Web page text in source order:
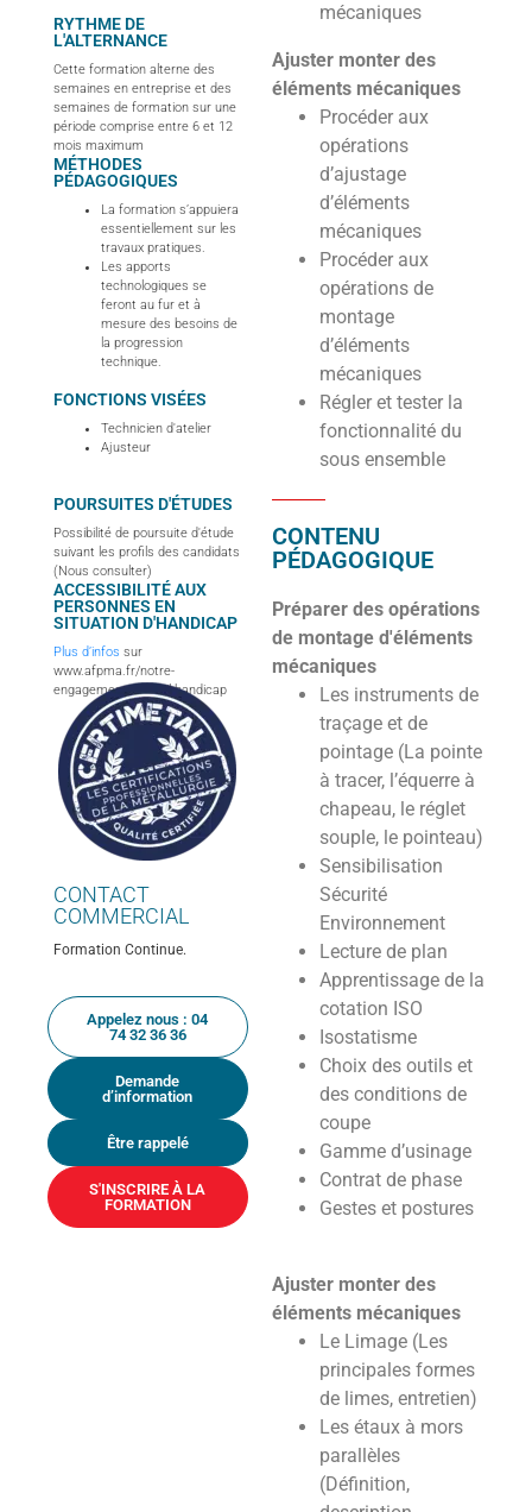
RYTHME DE
L'ALTERNANCE
Cette formation alterne des
semaines en entreprise et des
semaines de formation sur une
période comprise entre 6 et 12
mois maximum
MÉTHODES
PÉDAGOGIQUES
La formation s’appuiera
essentiellement sur les
travaux pratiques.
Les apports
technologiques se
feront au fur et à
mesure des besoins de
la progression
technique.
FONCTIONS VISÉES
Technicien d'atelier
Ajusteur
POURSUITES D'ÉTUDES
Possibilité de poursuite d'étude
suivant les profils des candidats
(Nous consulter)
ACCESSIBILITÉ AUX
PERSONNES EN
SITUATION D'HANDICAP
Plus d’infos sur
www.afpma.fr/notre-
engagement-accueil-handicap
CONTACT
COMMERCIAL
Formation Continue.
Appelez nous : 04
74 32 36 36
Demande
d’information
Être rappelé
S'INSCRIRE À LA
FORMATION
mécaniques
Ajuster monter des
éléments mécaniques
Procéder aux
opérations
d’ajustage
d’éléments
mécaniques
Procéder aux
opérations de
montage
d’éléments
mécaniques
Régler et tester la
fonctionnalité du
sous ensemble
CONTENU
PÉDAGOGIQUE
Préparer des opérations
de montage d'éléments
mécaniques
Les instruments de
traçage et de
pointage (La pointe
à tracer, l’équerre à
chapeau, le réglet
souple, le pointeau)
Sensibilisation
Sécurité
Environnement
Lecture de plan
Apprentissage de la
cotation ISO
Isostatisme
Choix des outils et
des conditions de
coupe
Gamme d’usinage
Contrat de phase
Gestes et postures
Ajuster monter des
éléments mécaniques
Le Limage (Les
principales formes
de limes, entretien)
Les étaux à mors
parallèles
(Définition,